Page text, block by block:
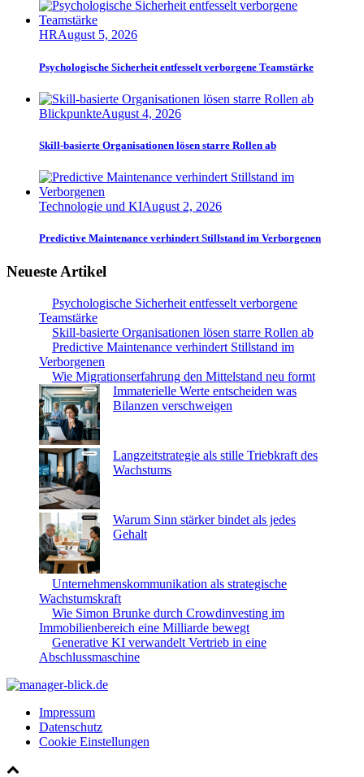
HRAugust 5, 2026
Psychologische Sicherheit entfesselt verborgene Teamstärke
BlickpunkteAugust 4, 2026
Skill-basierte Organisationen lösen starre Rollen ab
Technologie und KIAugust 2, 2026
Predictive Maintenance verhindert Stillstand im Verborgenen
Neueste Artikel
Psychologische Sicherheit entfesselt verborgene
Teamstärke
Skill-basierte Organisationen lösen starre Rollen ab
Predictive Maintenance verhindert Stillstand im
Verborgenen
Wie Migrationserfahrung den Mittelstand neu formt
Immaterielle Werte entscheiden was
Bilanzen verschweigen
Langzeitstrategie als stille Triebkraft des
Wachstums
Warum Sinn stärker bindet als jedes
Gehalt
Unternehmenskommunikation als strategische
Wachstumskraft
Wie Simon Brunke durch Crowdinvesting im
Immobilienbereich eine Milliarde bewegt
Generative KI verwandelt Vertrieb in eine
Abschlussmaschine
Impressum
Datenschutz
Cookie Einstellungen